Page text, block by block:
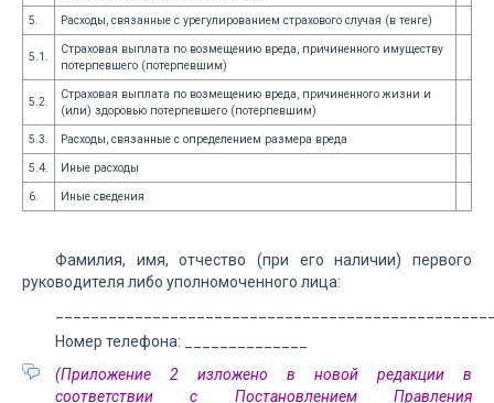
5.
Расходы, связанные с урегулированием страхового случая (в тенге)
5.1.
Страховая выплата по возмещению вреда, причиненного имуществу
потерпевшего (потерпевшим)
5.2.
Страховая выплата по возмещению вреда, причиненного жизни и
(или) здоровью потерпевшего (потерпевшим)
5.3.
Расходы, связанные с определением размера вреда
5.4.
Иные расходы
6.
Иные сведения
Фамилия, имя, отчество (при его наличии) первого
руководителя либо уполномоченного лица:
Номер телефона: ______________
(Приложение 2 изложено в новой редакции в
соответствии с Постановлением Правления